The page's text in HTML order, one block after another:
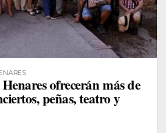
ofrecerán más de
peñas, teatro y